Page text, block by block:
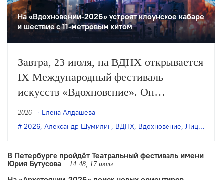
На «Вдохновении-2026» устроят клоунское кабаре
и шествие с 11-метровым китом
Завтра, 23 июля, на ВДНХ открывается
IX Международный фестиваль
искусств «Вдохновение». Он
продлится до 26 июля и объединит
спектакли разных форматов — от
до многочасового перформанса по
русской классике, концерты и другие
2026
Елена Алдашева
2026, Александр Шумилин, ВДНХ, Вдохновение, Лицедеи
В Петербурге пройдёт Театральный фестиваль имени
Юрия Бутусова
14:48, 17 июля